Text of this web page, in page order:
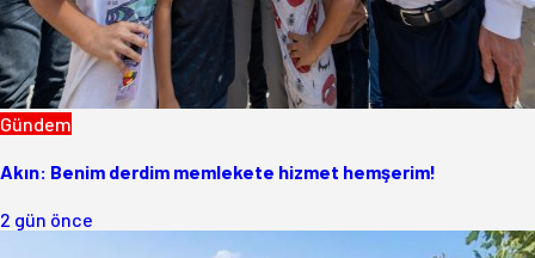
Gündem
Akın: Benim derdim memlekete hizmet hemşerim!
2 gün önce